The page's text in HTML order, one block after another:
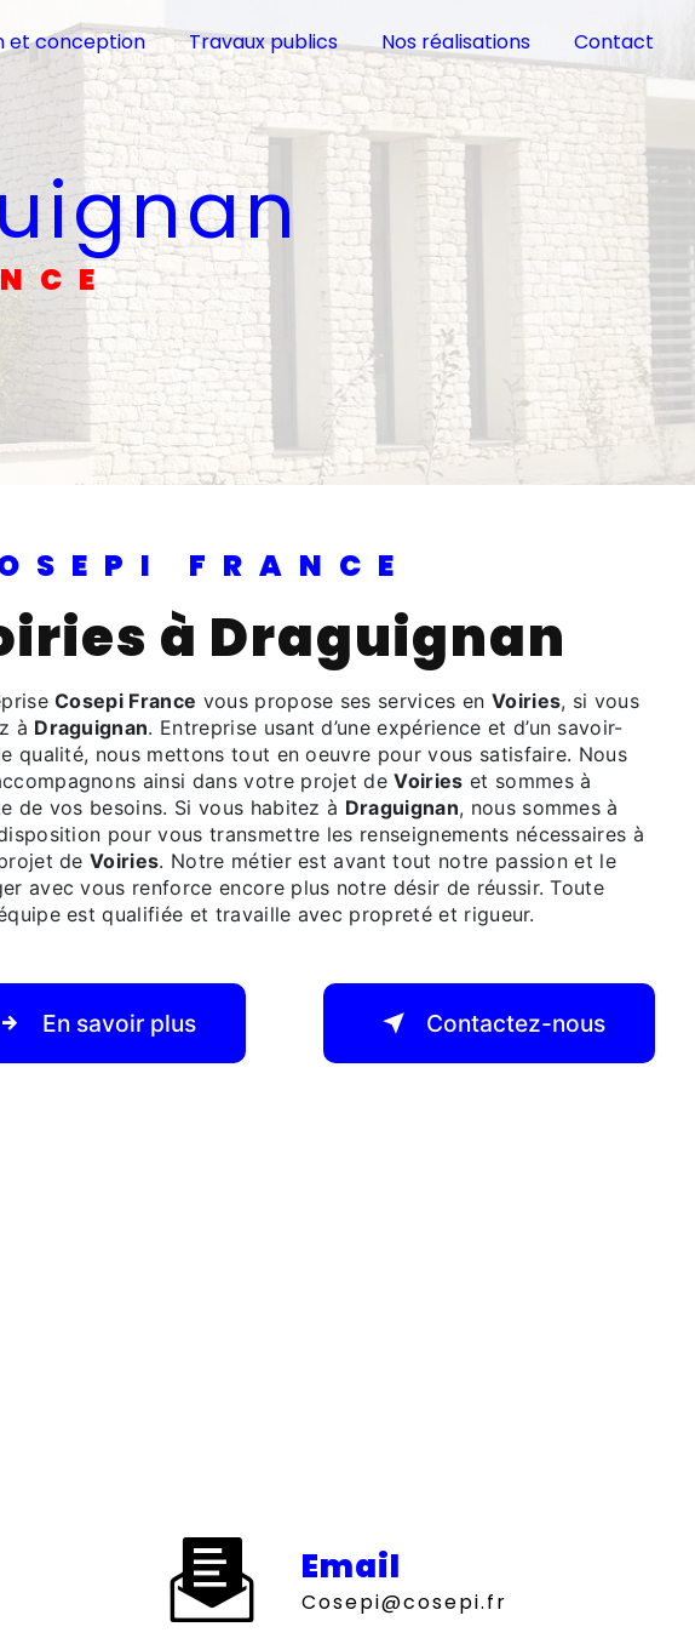
et conception Travaux publics Nos réalisations Contact
FRANCE
à Draguignan
Cosepi France vous propose ses services en Voiries, si vous
à Draguignan. Entreprise usant d’une expérience et d’un savoir-
qualité, nous mettons tout en oeuvre pour vous satisfaire. Nous
ainsi dans votre projet deVoiries et sommes à
de vos besoins. Si vous habitez à Draguignan, nous sommes à
pour vous transmettre les renseignements nécessaires à
deVoiries. Notre métier est avant tout notre passion et le
avec vous renforce encore plus notre désir de réussir. Toute
est qualifiée et travaille avec propreté et rigueur.
En savoir plus Contactez-nous
Email
cosepi@cosepi.fr